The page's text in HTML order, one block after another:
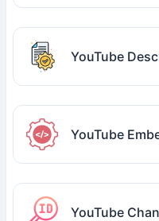
YouTube
YouTube
YouTube